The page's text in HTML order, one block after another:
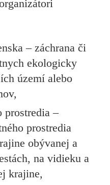
– záchrana či
ekologicky
území alebo
prostredia –
prostredia
obývanej a
na vidieku a
krajine,